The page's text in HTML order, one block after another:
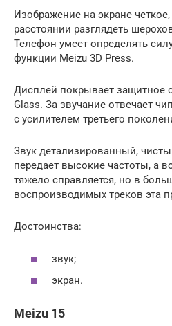
Изображение на экране
расстоянии разглядеть
Телефон умеет определять
функции Meizu 3D Press.
Дисплей покрывает защитное
Glass. За звучание отвечает
с усилителем третьего
Звук детализированный,
передает высокие частоты, а
тяжело справляется, но в
воспроизводимых треков эта
Достоинства:
звук;
экран.
Meizu 15